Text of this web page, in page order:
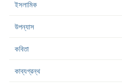
ইসলামিক
উপন্যাস
কবিতা
কাব্যগ্রন্থ